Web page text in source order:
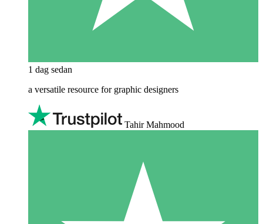
1 dag sedan
a versatile resource for graphic designers
Tahir Mahmood